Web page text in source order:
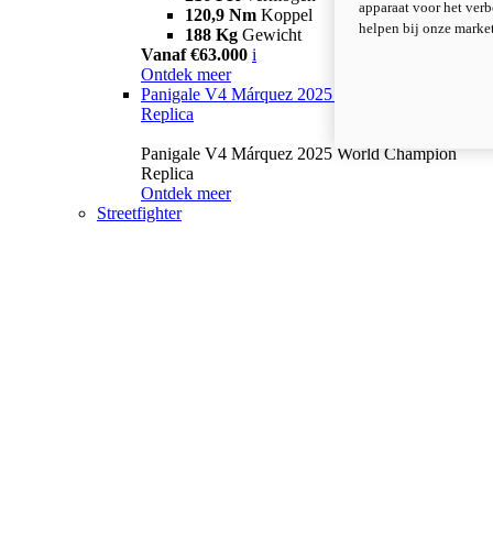
120,9 Nm Koppel
188 Kg Gewicht
Vanaf €63.000 i
Ontdek meer
Panigale V4 Márquez 2025 World Champion
Replica
Panigale V4 Márquez 2025 World Champion
Replica
Ontdek meer
Streetfighter
apparaat voor het
helpen bij onze